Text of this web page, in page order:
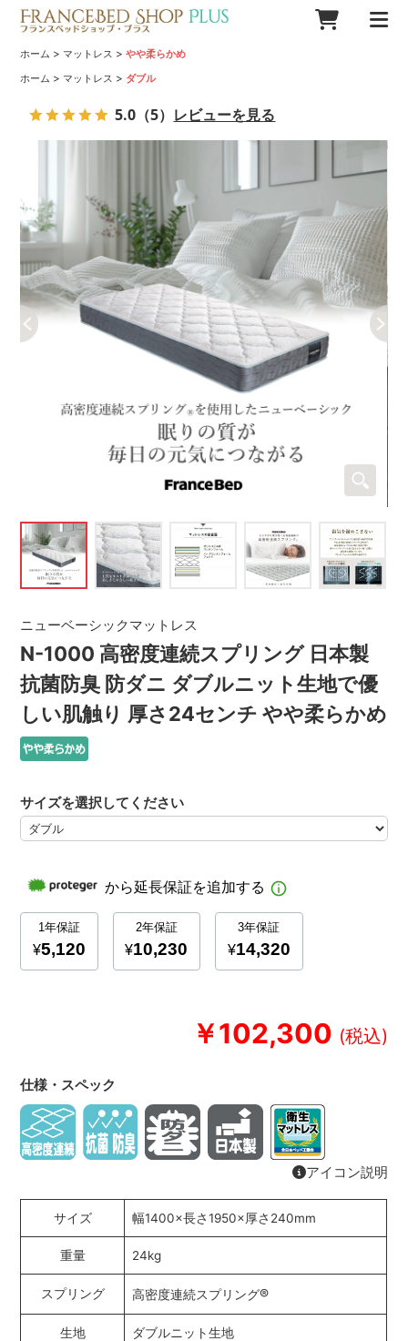
ホーム > マットレス >やや柔らかめ
ホーム > マットレス > ダブル
N-1000 高密度連続スプリング 日本製
抗菌防臭 防ダニ ダブルニット生地で優
しい肌触り 厚さ24センチ やや柔らかめ
ニューベーシックマットレス
￥102,300
サイズを選択してください
仕様・スペック
アイコン説明
サイズ 幅1400×長さ1950×厚さ240mm
重量 24kg
スプリング 高密度連続スプリング®
生地 ダブルニット生地
5.0 （5） レビューを見る